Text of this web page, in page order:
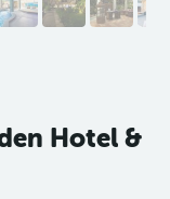
Hotel &